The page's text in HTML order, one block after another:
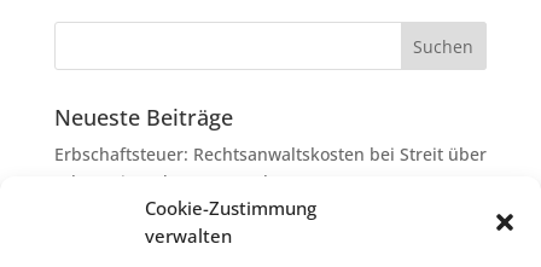
Cookie-Zustimmung
verwalten
Neueste Beiträge
Erbschaftsteuer: Rechtsanwaltskosten bei Streit über
Erbauseinandersetzung als
Nachlassverbindlichkeiten
Umsatzsteuer-Umrechnungskurse Juli 2026